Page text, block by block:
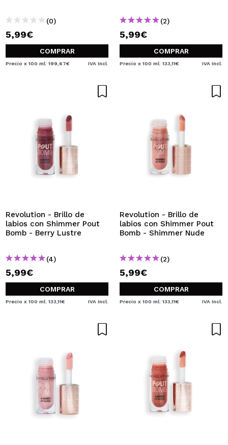
(0)
5,99€
COMPRAR
Precio x 100 ml: 199,67€ IVA Incl.
(2)
5,99€
COMPRAR
Precio x 100 ml: 133,11€ IVA Incl.
Revolution - Brillo de
labios con Shimmer Pout
Bomb - Berry Lustre
(4)
5,99€
COMPRAR
Precio x 100 ml: 133,11€ IVA Incl.
Revolution - Brillo de
labios con Shimmer Pout
Bomb - Shimmer Nude
(2)
5,99€
COMPRAR
Precio x 100 ml: 133,11€ IVA Incl.